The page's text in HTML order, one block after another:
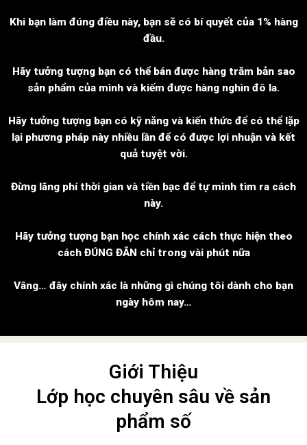
Khi bạn làm đúng điều này, bạn sẽ có bí quyết của 1% hàng
đầu.
Hãy tưởng tượng bạn có thể bán được hàng trăm bản sao
sản phẩm của mình và kiếm được hàng nghìn đô la.
Hãy tưởng tượng bạn có kỹ năng và kiến ​​thức để có thể lặp
lại phương pháp này nhiều lần để có được lợi nhuận và kết
quả tuyệt vời.
Đừng lãng phí thời gian và tiền bạc để tự mình tìm ra cách
này.
Hãy tưởng tượng bạn học chính xác cách thực hiện theo
cách ĐÚNG ĐẮN chỉ trong vài phút nữa
Vâng… đây chính xác là những gì chúng tôi dành cho bạn
ngày hôm nay…
Giới Thiệu
Lớp học chuyên sâu về sản
phẩm số